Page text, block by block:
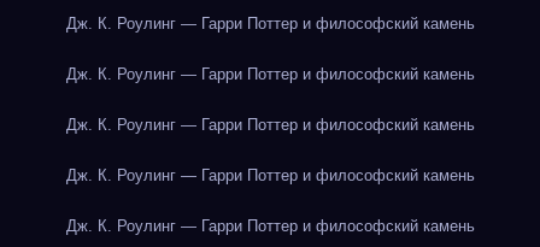
Дж. К. Роулинг — Гарри Поттер и философский камень
Дж. К. Роулинг — Гарри Поттер и философский камень
Дж. К. Роулинг — Гарри Поттер и философский камень
Дж. К. Роулинг — Гарри Поттер и философский камень
Дж. К. Роулинг — Гарри Поттер и философский камень